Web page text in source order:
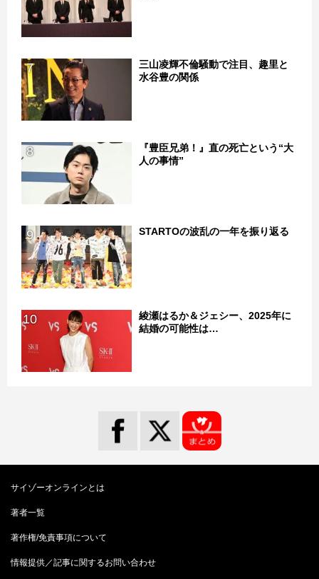
7
三山凌輝不倫騒動で注目、趣里と
水谷豊の関係
8
『豊臣兄弟！』直の死亡という“大
人の事情”
9 STARTOの波乱の一年を振り返る
10
綾瀬はるか＆ジェシー、2025年に
結婚の可能性は…
サイゾーオンラインとは
著者一覧
著作権/免責事項について
情報提供／記事に関するお問い合わせ